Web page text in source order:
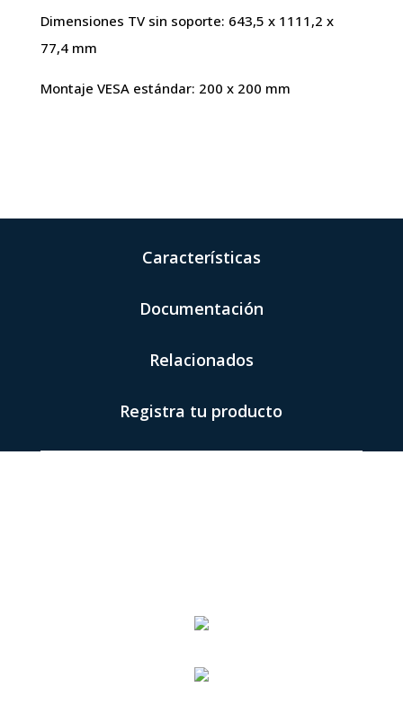
Dimensiones TV sin soporte: 643,5 x 1111,2 x
77,4 mm
Montaje VESA estándar: 200 x 200 mm
Características
Documentación
Relacionados
Registra tu producto